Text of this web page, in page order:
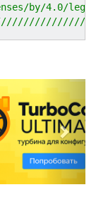
by/4.0/
e
x
t